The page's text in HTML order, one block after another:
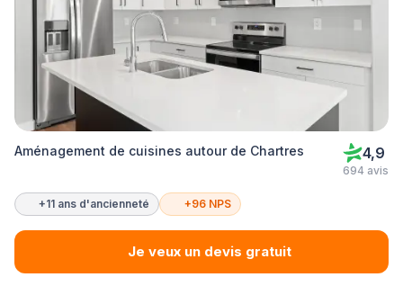
Aménagement de cuisines autour de Chartres 4,9
694 avis
+11 ans d'ancienneté +96 NPS
Je veux un devis gratuit